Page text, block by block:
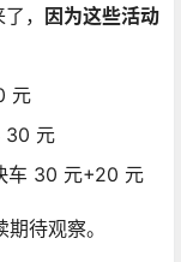
， 因为这些活动
元
30 元
车 30 元+20 元
待观察。